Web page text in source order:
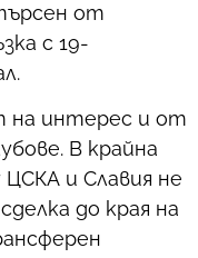
от
с 19-
на интерес и от
В крайна
и Славия не
до края на